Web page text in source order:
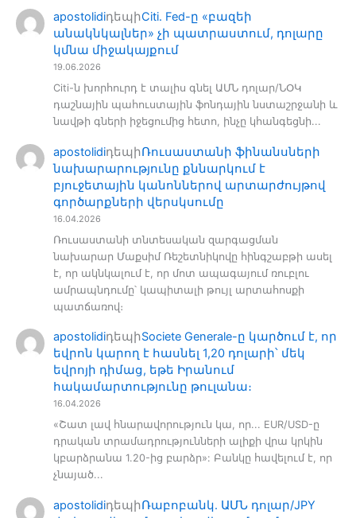
apostolidiդեպիCiti. Fed-ը «բազեի
անակնկալներ» չի պատրաստում, դոլարը
կմնա միջակայքում
19.06.2026
Citi-ն խորհուրդ է տալիս գնել ԱՄՆ դոլար/ՆՕԿ
դաշնային պահուստային ֆոնդային նստաշրջանի և
նավթի գների իջեցումից հետո, ինչը կհանգեցնի...
apostolidiդեպիՌուսաստանի ֆինանսների
նախարարությունը քննարկում է
բյուջետային կանոններով արտարժույթով
գործարքների վերսկսումը
16.04.2026
Ռուսաստանի տնտեսական զարգացման
նախարար Մաքսիմ Ռեշետնիկովը հինգշաբթի ասել
է, որ ակնկալում է, որ մոտ ապագայում ռուբլու
ամրապնդումը՝ կապիտալի թույլ արտահոսքի
պատճառով։
apostolidiդեպիSociete Generale-ը կարծում է, որ
եվրոն կարող է հասնել 1,20 դոլարի՝ մեկ
եվրոյի դիմաց, եթե Իրանում
հակամարտությունը թուլանա։
16.04.2026
«Շատ լավ հնարավորություն կա, որ... EUR/USD-ը
դրական տրամադրությունների ալիքի վրա կրկին
կբարձրանա 1.20-ից բարձր»: Բանկը հավելում է, որ
չնայած...
apostolidiդեպիՌաբոբանկ. ԱՄՆ դոլար/JPY